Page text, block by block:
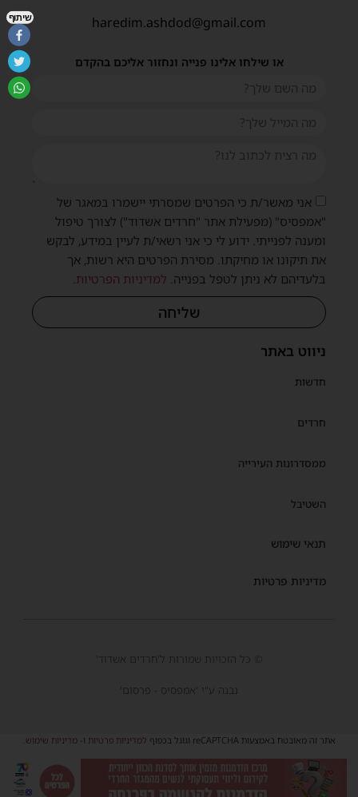
ניווט באתר
חדשות
חרדים
ממסדרונות העירייה
השטיבל
תנאי שימוש
מדיניות פרטיות
haredim.ashdod@gmail.com
או שילחו אלינו פנייה ונחזור אליכם בהקדם
אני מאשר/ת כי הפרטים שמסרתי יישמרו במאגר של
"אמפסיס" (מפעילת אתר "חרדים אשדוד") לצורך טיפול
ומענה לפנייתי. ידוע לי כי אני רשאי/ת לעיין במידע, לבקש
את תיקונו או מחיקתו. מסירת הפרטים היא רשות, אך
בלעדיהם לא ניתן לטפל בפנייה. למדיניות הפרטיות.
שליחה
© כל הזכויות שמורות ל'חרדים אשדוד'
נבנה ע"י 'אמפסיס - פרסום'
אתר זה מאובטח באמצעות reCAPTCHA וגוגל בכפוף למדיניות פרטיות ו-מדיניות שימוש.
שיתוף